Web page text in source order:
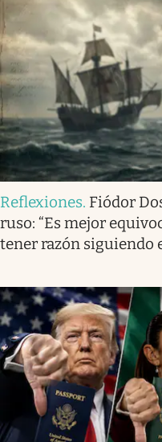
Reflexiones. Fiódor
ruso: “Es mejor
tener razón siguiendo